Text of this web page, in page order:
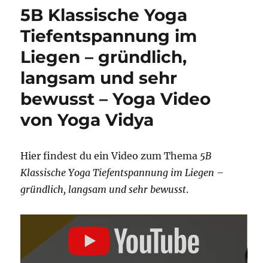
5B Klassische Yoga
Tiefentspannung im
Liegen – gründlich,
langsam und sehr
bewusst – Yoga Video
von Yoga Vidya
Hier findest du ein Video zum Thema 5B
Klassische Yoga Tiefentspannung im Liegen –
gründlich, langsam und sehr bewusst.
„5B
KLASSISCHE
YOGA
TIEFENENTSPANNUNG
IM